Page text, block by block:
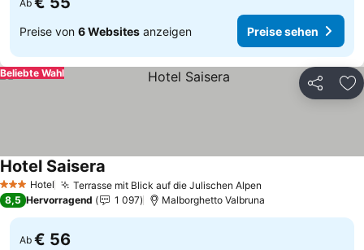
Ab
Preise von 6 Websites anzeigen Preise sehen
Teilen
Beliebte Wahl
3 SterneHotel Terrasse mit Blick auf die Julischen Alpen
Hotel Saisera
8,5 Hervorragend 1 097 Malborghetto Valbruna
Ab € 56